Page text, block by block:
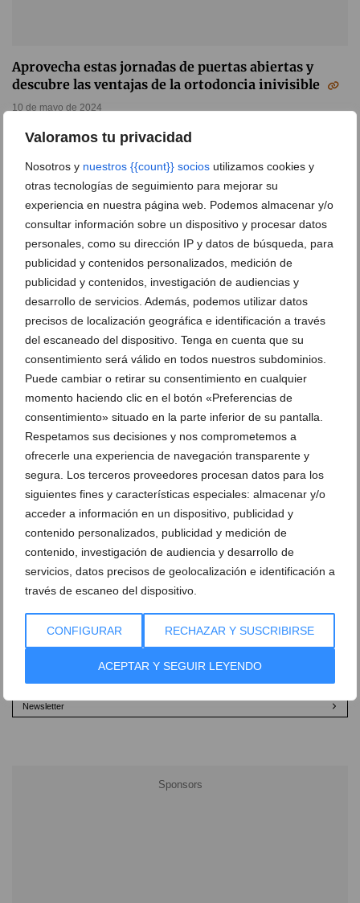
Valoramos tu privacidad
Nosotros y nuestros {{count}} socios utilizamos cookies y
otras tecnologías de seguimiento para mejorar su
experiencia en nuestra página web. Podemos almacenar y/o
consultar información sobre un dispositivo y procesar datos
personales, como su dirección IP y datos de búsqueda, para
publicidad y contenidos personalizados, medición de
publicidad y contenidos, investigación de audiencias y
desarrollo de servicios. Además, podemos utilizar datos
precisos de localización geográfica e identificación a través
del escaneado del dispositivo. Tenga en cuenta que su
consentimiento será válido en todos nuestros subdominios.
Puede cambiar o retirar su consentimiento en cualquier
momento haciendo clic en el botón «Preferencias de
consentimiento» situado en la parte inferior de su pantalla.
Respetamos sus decisiones y nos comprometemos a
ofrecerle una experiencia de navegación transparente y
segura. Los terceros proveedores procesan datos para los
siguientes fines y características especiales: almacenar y/o
acceder a información en un dispositivo, publicidad y
contenido personalizados, publicidad y medición de
contenido, investigación de audiencia y desarrollo de
servicios, datos precisos de geolocalización e identificación a
través de escaneo del dispositivo.
CONFIGURAR RECHAZAR Y SUSCRIBIRSE
ACEPTAR Y SEGUIR LEYENDO
Aprovecha estas jornadas de puertas abiertas y
descubre las ventajas de la ortodoncia inivisible
10 de mayo de 2024
DEJA UN COMENTARIO
Newsletter